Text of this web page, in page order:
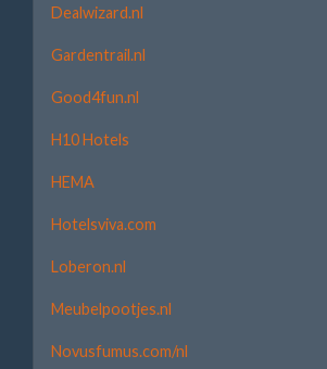
Dealwizard.nl
Gardentrail.nl
Good4fun.nl
H10 Hotels
HEMA
Hotelsviva.com
Loberon.nl
Meubelpootjes.nl
Novusfumus.com/nl